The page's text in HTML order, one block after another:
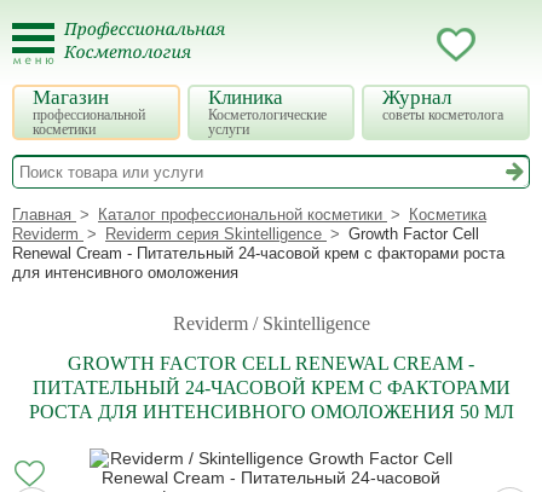
Магазин
профессиональной
косметики
Клиника
Косметологические
услуги
Журнал
советы косметолога
Главная Каталог профессиональной косметики
Косметика
Reviderm
Reviderm серия Skintelligence
Growth Factor Cell
Renewal Cream - Питательный 24-часовой крем с факторами роста
для интенсивного омоложения
Reviderm / Skintelligence
GROWTH FACTOR CELL RENEWAL CREAM -
ПИТАТЕЛЬНЫЙ 24-ЧАСОВОЙ КРЕМ С ФАКТОРАМИ
РОСТА ДЛЯ ИНТЕНСИВНОГО ОМОЛОЖЕНИЯ 50 МЛ